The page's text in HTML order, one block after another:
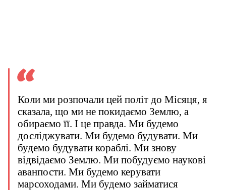
Коли ми розпочали цей політ до Місяця, я
сказала, що ми не покидаємо Землю, а
обираємо її. І це правда. Ми будемо
досліджувати. Ми будемо будувати. Ми
будемо будувати кораблі. Ми знову
відвідаємо Землю. Ми побудуємо наукові
аванпости. Ми будемо керувати
марсоходами. Ми будемо займатися